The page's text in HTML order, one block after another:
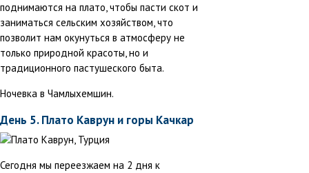
поднимаются на плато, чтобы пасти скот и
заниматься сельским хозяйством, что
позволит нам окунуться в атмосферу не
только природной красоты, но и
традиционного пастушеского быта.
Ночевка в Чамлыхемшин.
День 5. Плато Каврун и горы Качкар
Сегодня мы переезжаем на 2 дня к